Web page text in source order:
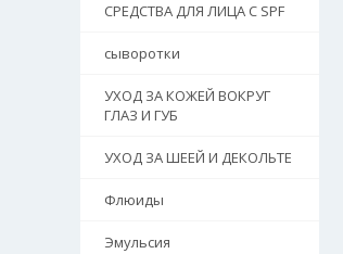
СРЕДСТВА ДЛЯ ЛИЦА С SPF
сыворотки
УХОД ЗА КОЖЕЙ ВОКРУГ
ГЛАЗ И ГУБ
УХОД ЗА ШЕЕЙ И ДЕКОЛЬТЕ
Флюиды
Эмульсия